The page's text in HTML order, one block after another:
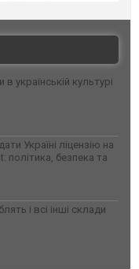
українській культурі
Україні ліцензію на
політика, безпека та
і всі інші склади